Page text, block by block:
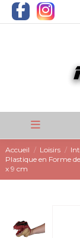
Accueil Loisirs
Plastique en Forme
x 9 cm